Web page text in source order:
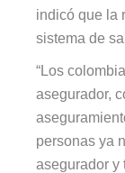
indicó que la
sistema de
“Los
asegurador,
personas ya
asegurador y